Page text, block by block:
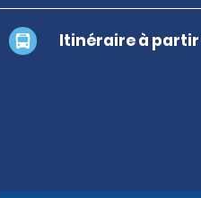
Itinéraire à